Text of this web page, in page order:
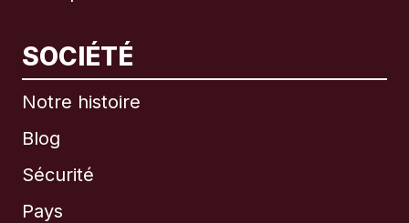
SOCIÉTÉ
Notre histoire
Blog
Sécurité
Pays